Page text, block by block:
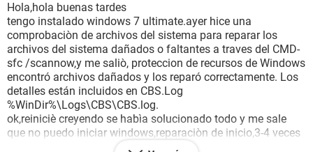
Hola,hola buenas tardes
tengo instalado windows 7 ultimate.ayer hice una
comprobaciòn de archivos del sistema para reparar los
archivos del sistema dañados o faltantes a traves del CMD-
sfc /scannow,y me saliò, proteccion de recursos de Windows
encontró archivos dañados y los reparó correctamente. Los
detalles están incluidos en CBS.Log
%WinDir%\Logs\CBS\CBS.log.
ok,reiniciè creyendo se habìa solucionado todo y me sale
que no puedo iniciar windows,reparaciòn de inicio,3-4 veces
lo intentè, despues de esperar rato cada vez,pero antes de